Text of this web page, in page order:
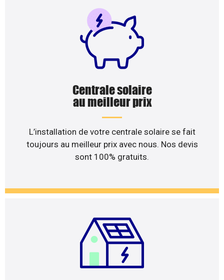
Centrale solaire
au meilleur prix
L’installation de votre centrale solaire se fait
toujours au meilleur prix avec nous. Nos devis
sont 100% gratuits.